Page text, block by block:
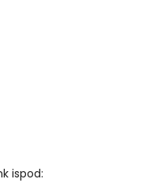
ispod: